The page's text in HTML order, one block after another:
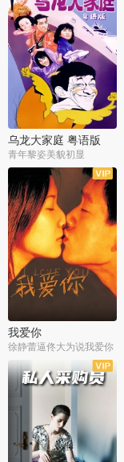
乌龙大家庭 粤语版
青年黎姿美貌初显
我爱你
徐静蕾逼佟大为说我爱你